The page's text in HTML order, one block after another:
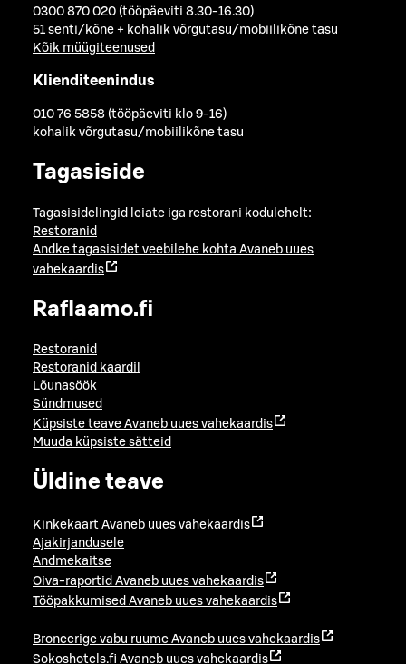
0300 870 020 (tööpäeviti 8.30-16.30)
51 senti/kõne + kohalik võrgutasu/mobiilikõne tasu
Kõik müügiteenused
Klienditeenindus
010 76 5858 (tööpäeviti klo 9-16)
kohalik võrgutasu/mobiilikõne tasu
Tagasiside
Tagasisidelingid leiate iga restorani kodulehelt:
Restoranid
Andke tagasisidet veebilehe kohta Avaneb uues
vahekaardis
Raflaamo.fi
Restoranid
Restoranid kaardil
Lõunasöök
Sündmused
Küpsiste teave Avaneb uues vahekaardis
Muuda küpsiste sätteid
Üldine teave
Kinkekaart Avaneb uues vahekaardis
Ajakirjandusele
Andmekaitse
Oiva-raportid Avaneb uues vahekaardis
Tööpakkumised Avaneb uues vahekaardis
Broneerige vabu ruume Avaneb uues vahekaardis
Sokoshotels.fi Avaneb uues vahekaardis